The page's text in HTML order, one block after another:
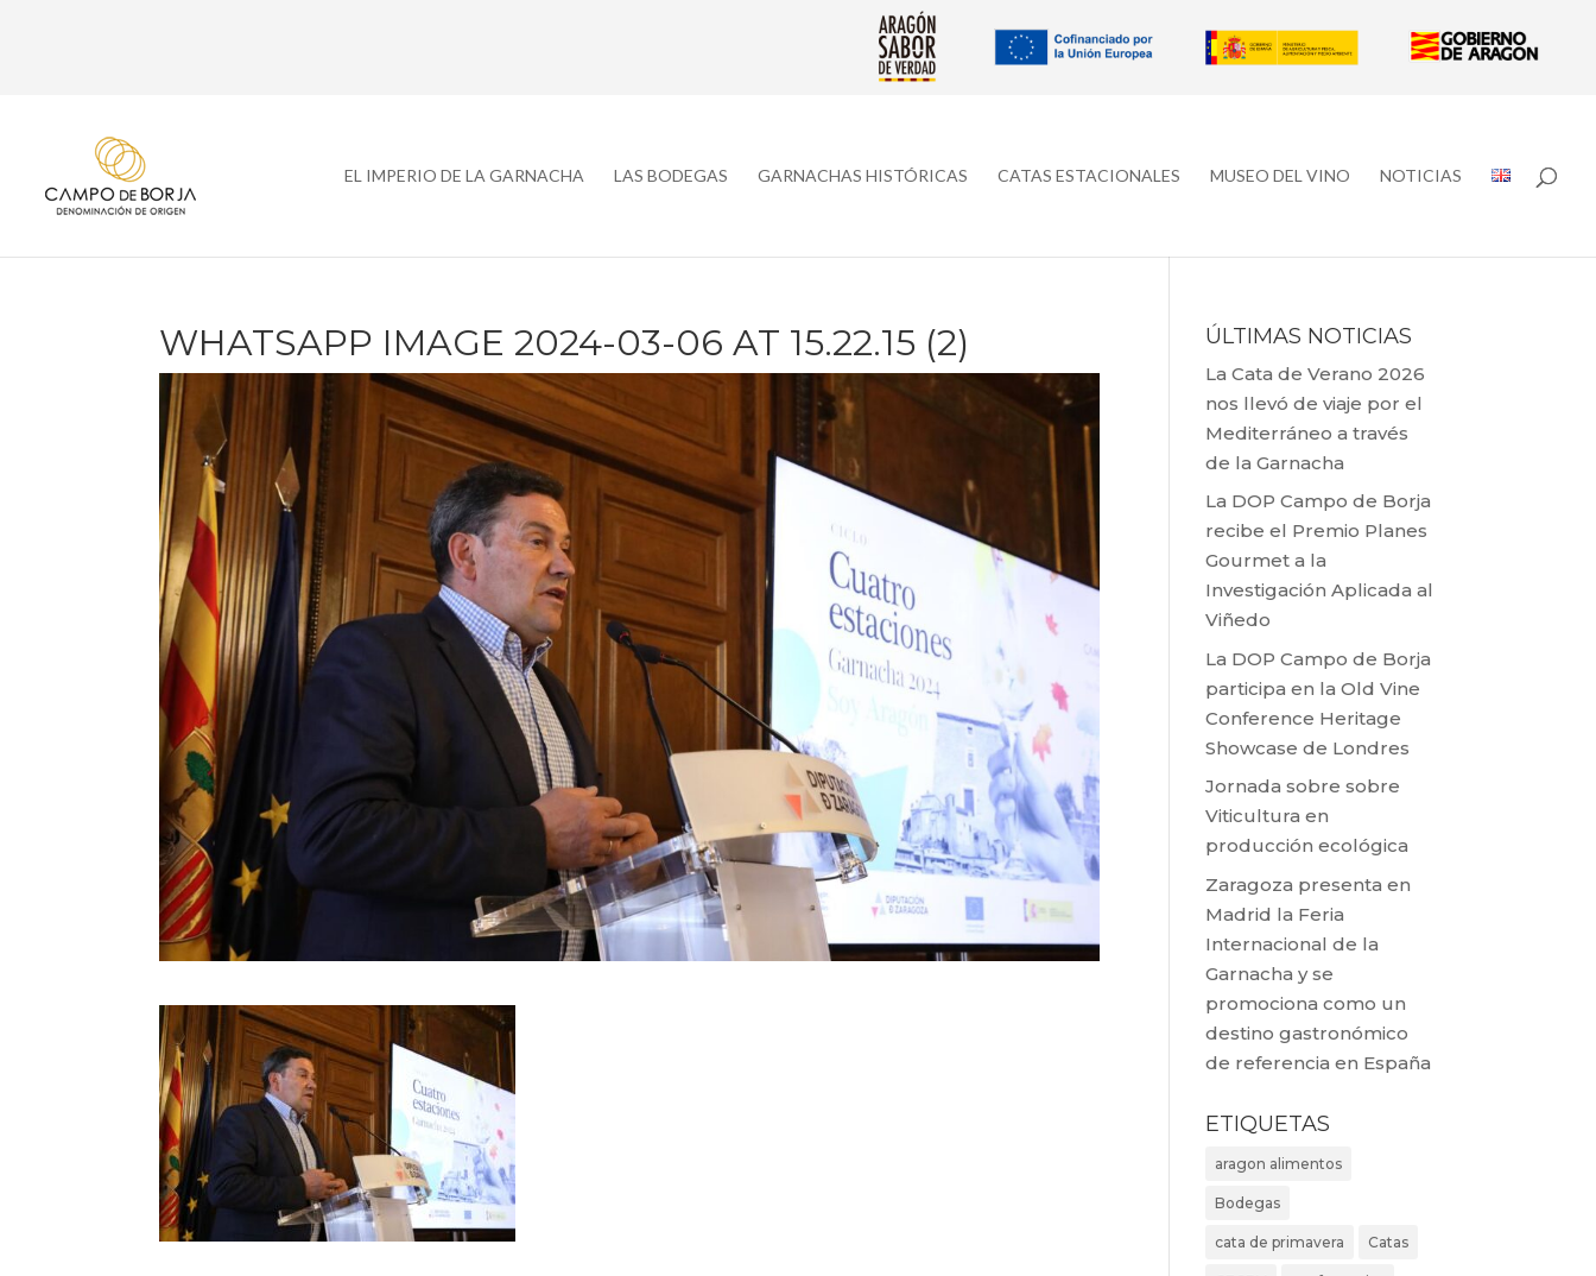
EL IMPERIO DE LA GARNACHA LAS BODEGAS GARNACHAS HISTÓRICAS CATAS ESTACIONALES MUSEO DEL VINO NOTICIAS
WHATSAPP IMAGE 2024-03-06 AT 15.22.15 (2) ÚLTIMAS NOTICIAS
La Cata de Verano 2026
nos llevó de viaje por el
Mediterráneo a través
de la Garnacha
La DOP Campo de Borja
recibe el Premio Planes
Gourmet a la
Investigación Aplicada al
Viñedo
La DOP Campo de Borja
participa en la Old Vine
Conference Heritage
Showcase de Londres
Jornada sobre sobre
Viticultura en
producción ecológica
Zaragoza presenta en
Madrid la Feria
Internacional de la
Garnacha y se
promociona como un
destino gastronómico
de referencia en España
ETIQUETAS
aragon alimentos
Bodegas
cata de primavera Catas